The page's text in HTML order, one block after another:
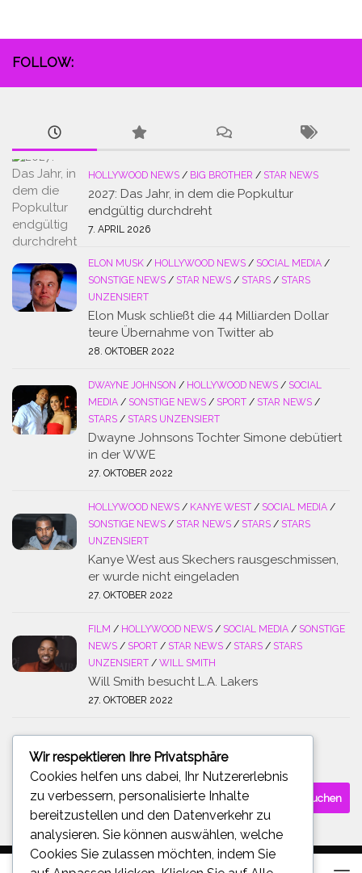
FOLLOW:
HOLLYWOOD NEWS / BIG BROTHER / STAR NEWS
2027: Das Jahr, in dem die Popkultur
endgültig durchdreht
7. APRIL 2026
ELON MUSK / HOLLYWOOD NEWS / SOCIAL MEDIA /
SONSTIGE NEWS / STAR NEWS / STARS / STARS
UNZENSIERT
Elon Musk schließt die 44 Milliarden Dollar
teure Übernahme von Twitter ab
28. OKTOBER 2022
DWAYNE JOHNSON / HOLLYWOOD NEWS / SOCIAL
MEDIA / SONSTIGE NEWS / SPORT / STAR NEWS /
STARS / STARS UNZENSIERT
Dwayne Johnsons Tochter Simone debütiert
in der WWE
27. OKTOBER 2022
HOLLYWOOD NEWS / KANYE WEST / SOCIAL MEDIA /
SONSTIGE NEWS / STAR NEWS / STARS / STARS
UNZENSIERT
Kanye West aus Skechers rausgeschmissen,
er wurde nicht eingeladen
27. OKTOBER 2022
FILM / HOLLYWOOD NEWS / SOCIAL MEDIA / SONSTIGE
NEWS / SPORT / STAR NEWS / STARS / STARS
UNZENSIERT / WILL SMITH
Will Smith besucht L.A. Lakers
27. OKTOBER 2022
SUCHE
Suchen
nach:
Wir respektieren Ihre Privatsphäre
Cookies helfen uns dabei, Ihr Nutzererlebnis
zu verbessern, personalisierte Inhalte
bereitzustellen und den Datenverkehr zu
analysieren. Sie können auswählen, welche
Cookies Sie zulassen möchten, indem Sie